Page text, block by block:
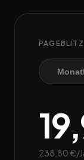
238,80 €/